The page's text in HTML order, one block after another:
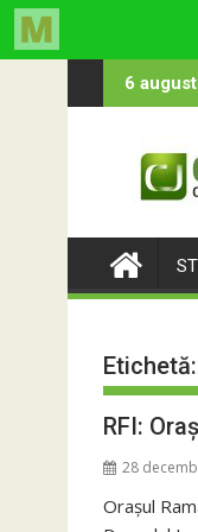
to
6
cultural și de
devine o întrebare
Etichetă:
RFI:
28
Oraşul